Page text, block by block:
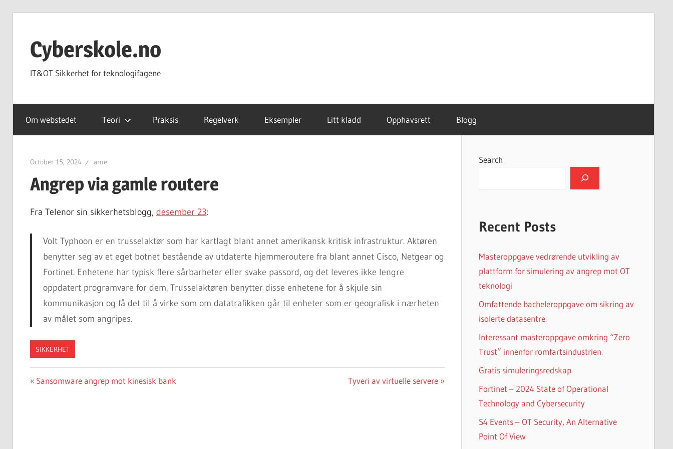
contentCyberskole.no
IT&OT Sikkerhet for teknologifagene
Om webstedet Teori Praksis Regelverk Eksempler Litt kladd Opphavsrett Blogg
October 15, 2024 arne
Angrep via gamle routere
Fra Telenor sin sikkerhetsblogg, desember 23:
Volt Typhoon er en trusselaktør som har kartlagt blant annet amerikansk kritisk infrastruktur. Aktøren
benytter seg av et eget botnet bestående av utdaterte hjemmeroutere fra blant annet Cisco, Netgear og
Fortinet. Enhetene har typisk flere sårbarheter eller svake passord, og det leveres ikke lengre
oppdatert programvare for dem. Trusselaktøren benytter disse enhetene for å skjule sin
kommunikasjon og få det til å virke som om datatrafikken går til enheter som er geografisk i nærheten
av målet som angripes.
SIKKERHET
Post
Previous
Sansomware angrep mot kinesisk bank
Next
Tyveri av virtuelle servere
Search
Recent Posts
Masteroppgave vedrørende utvikling av
plattform for simulering av angrep mot OT
teknologi
Omfattende bacheleroppgave om sikring av
isolerte datasentre.
Interessant masteroppgave omkring “Zero
Trust” innenfor romfartsindustrien.
Gratis simuleringsredskap
Fortinet – 2024 State of Operational
Technology and Cybersecurity
S4 Events – OT Security, An Alternative
Point Of View